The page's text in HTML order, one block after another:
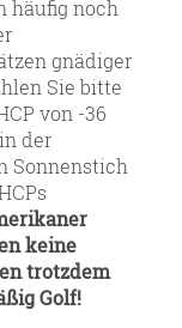
häufig noch
gnädiger
Sie bitte
von -36
der
Sonnenstich
keine
trotzdem
Golf!